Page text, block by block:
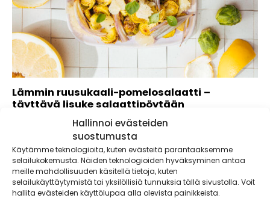
Hallinnoi evästeiden
suostumusta
Käytämme teknologioita, kuten evästeitä parantaaksemme
selailukokemusta. Näiden teknologioiden hyväksyminen antaa
meille mahdollisuuden käsitellä tietoja, kuten
selailukäyttäytymistä tai yksilöllisiä tunnuksia tällä sivustolla. Voit
hallita evästeiden käyttölupaa alla olevista painikkeista.
Lämmin ruusukaali-pomelosalaatti –
täyttävä lisuke salaattipöytään
Ruusukaalit paahtuvat uunissa erityisen makeiksi ja samalla
niistä poistuu kaaleille ominainen kitkeryys. Lämmin
ruusukaali-pomelosalaatti...